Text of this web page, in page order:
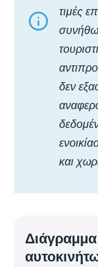
τιμές
δεν
και
Διάγραμμα